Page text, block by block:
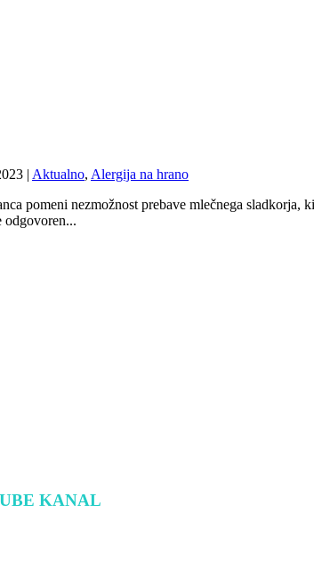
| Aktualno, Alergija na hrano
pomeni nezmožnost prebave mlečnega
odgovoren...
KANAL